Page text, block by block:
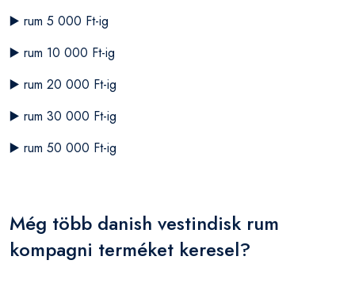
▶️ rum 5 000 Ft-ig
▶️ rum 10 000 Ft-ig
▶️ rum 20 000 Ft-ig
▶️ rum 30 000 Ft-ig
▶️ rum 50 000 Ft-ig
Még több danish vestindisk rum
kompagni terméket keresel?